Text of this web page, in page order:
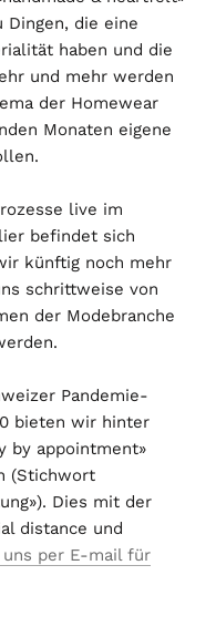
Dingen, die eine
haben und die
und mehr werden
der Homewear
Monaten eigene
live im
befindet sich
künftig noch mehr
schrittweise von
der Modebranche
Pandemie-
bieten wir hinter
by appointment»
(Stichwort
Dies mit der
distance und
per E-mail für